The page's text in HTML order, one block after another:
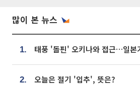
많이 본 뉴스
1.
2. 오늘은 절기 '입추', 뜻은?